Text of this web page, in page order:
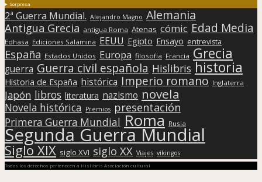
Sorpresa
2ª Guerra Mundial. Alejandro Magno Alemania
Antigua Grecia antigua Roma Atenas cómic Edad Media
Edhasa Ediciones Salamina EEUU Egipto Ensayo entrevista
España Estados Unidos Europa filosofía Francia Grecia
guerra Guerra civil española Hislibris historia
Historia de España histórica Imperio romano Inglaterra
Japón libros literatura nazismo novela
Novela histórica Premios presentación
Primera Guerra Mundial Roma Rusia
Segunda Guerra Mundial
Siglo XIX siglo XVI siglo XX Viajes vikingos
Todos los derechos pertenecen a Hislibris Asociación cultural